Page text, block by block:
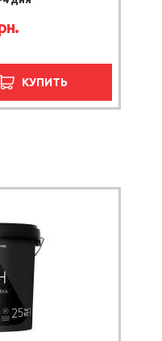
КУПИТЬ